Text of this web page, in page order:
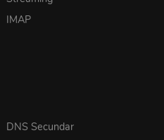
IMAP
DNS Secundar